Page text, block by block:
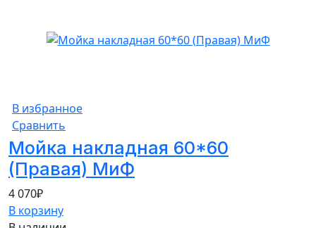
В избранное
Сравнить
Мойка накладная 60*60
(Правая) МиФ
4 070₽
В корзину